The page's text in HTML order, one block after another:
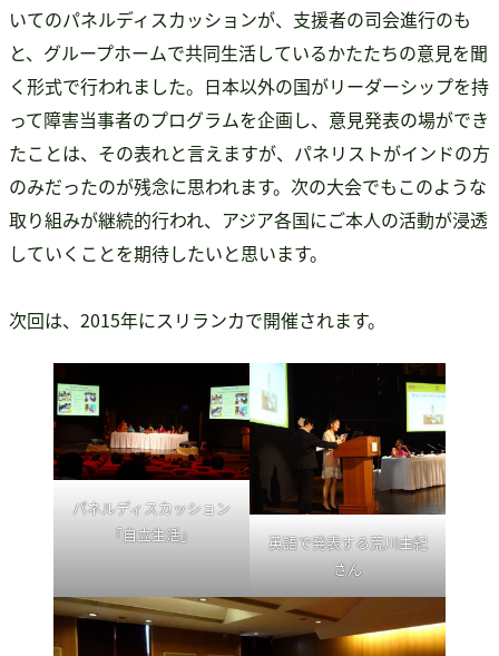
いてのパネルディスカッションが、支援者の司会進行のも
と、グループホームで共同生活しているかたたちの意見を聞
く形式で行われました。日本以外の国がリーダーシップを持
って障害当事者のプログラムを企画し、意見発表の場ができ
たことは、その表れと言えますが、パネリストがインドの方
のみだったのが残念に思われます。次の大会でもこのような
取り組みが継続的行われ、アジア各国にご本人の活動が浸透
していくことを期待したいと思います。
次回は、2015年にスリランカで開催されます。
パネルディスカッション
「自立生活」
英語で発表する荒川由紀
さん